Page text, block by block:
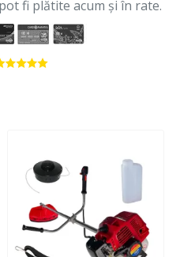
fi plătite acum și în rate.